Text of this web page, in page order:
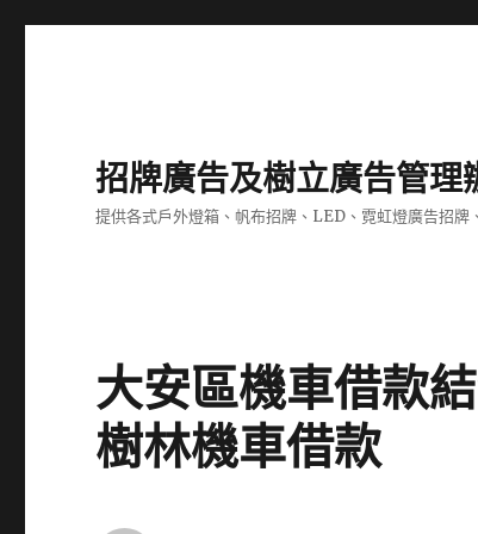
招牌廣告及樹立廣告管理
提供各式戶外燈箱、帆布招牌、LED、霓虹燈廣告招牌
大安區機車借款
樹林機車借款